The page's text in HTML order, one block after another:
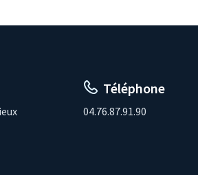
Téléphone
04.76.87.91.90